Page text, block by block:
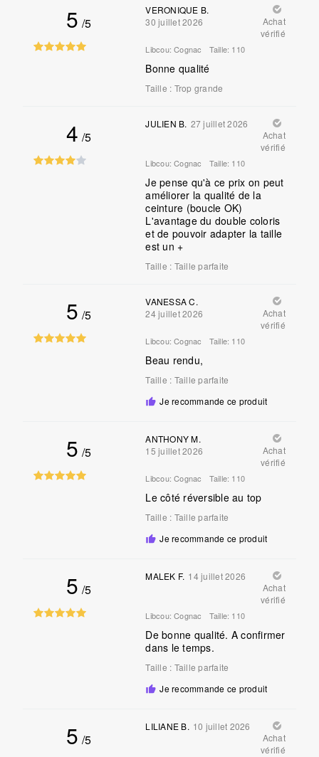
5 /5
VERONIQUE B.
30 juillet 2026
Achat
vérifié
Libcou: Cognac Taille: 110
Bonne qualité
Taille : Trop grande
4 /5
JULIEN B. 27 juillet 2026
Achat
vérifié
Libcou: Cognac Taille: 110
Je pense qu'à ce prix on peut
améliorer la qualité de la
ceinture (boucle OK)
L'avantage du double coloris
et de pouvoir adapter la taille
est un +
Taille : Taille parfaite
5 /5
VANESSA C.
24 juillet 2026
Achat
vérifié
Libcou: Cognac Taille: 110
Beau rendu,
Taille : Taille parfaite
Je recommande ce produit
5 /5
ANTHONY M.
15 juillet 2026
Achat
vérifié
Libcou: Cognac Taille: 110
Le côté réversible au top
Taille : Taille parfaite
Je recommande ce produit
5 /5
MALEK F. 14 juillet 2026
Achat
vérifié
Libcou: Cognac Taille: 110
De bonne qualité. A confirmer
dans le temps.
Taille : Taille parfaite
Je recommande ce produit
5 /5
LILIANE B. 10 juillet 2026
Achat
vérifié